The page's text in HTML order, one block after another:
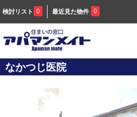
検討リスト 0 最近見た物件 0
なかつじ医院